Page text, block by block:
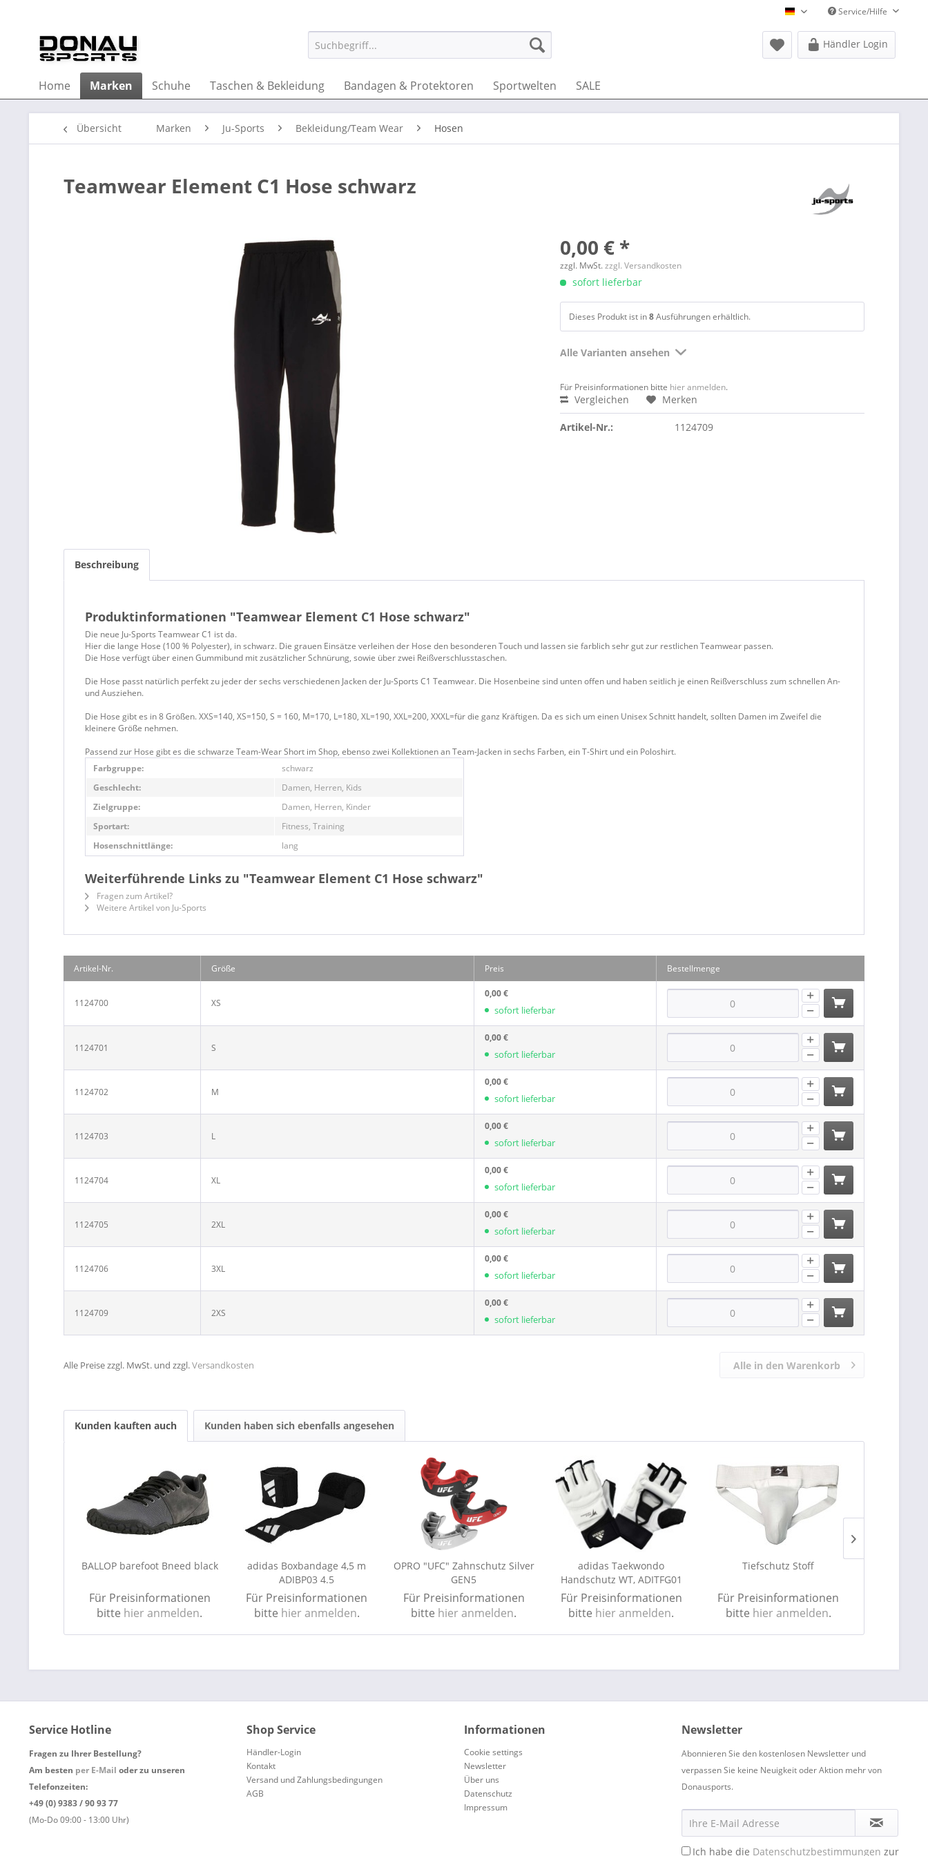
Donausports Deutsch
Service/Hilfe
Händler Login
Home Marken Schuhe Taschen & Bekleidung Bandagen & Protektoren Sportwelten SALE
Übersicht Marken Ju-Sports Bekleidung/Team Wear Hosen
Teamwear Element C1 Hose schwarz
0,00 € *
zzgl. MwSt.zzgl. Versandkosten
sofort lieferbar
Dieses Produkt ist in8Ausführungen erhältlich.
Alle Varianten ansehen
Für Preisinformationen bitte hier anmelden.
Vergleichen Merken
Artikel-Nr.: 1124709
Beschreibung
Produktinformationen "Teamwear Element C1 Hose schwarz"
Die neue Ju-Sports Teamwear C1 ist da.
Hier die lange Hose (100 % Polyester), in schwarz. Die grauen Einsätze verleihen der Hose den besonderen Touch und lassen sie farblich sehr gut zur restlichen Teamwear passen.
Die Hose verfügt über einen Gummibund mit zusätzlicher Schnürung, sowie über zwei Reißverschlusstaschen.
Die Hose passt natürlich perfekt zu jeder der sechs verschiedenen Jacken der Ju-Sports C1 Teamwear. Die Hosenbeine sind unten offen und haben seitlich je einen Reißverschluss zum schnellen An-
und Ausziehen.
Die Hose gibt es in 8 Größen. XXS=140, XS=150, S = 160, M=170, L=180, XL=190, XXL=200, XXXL=für die ganz Kräftigen. Da es sich um einen Unisex Schnitt handelt, sollten Damen im Zweifel die
kleinere Größe nehmen.
Passend zur Hose gibt es die schwarze Team-Wear Short im Shop, ebenso zwei Kollektionen an Team-Jacken in sechs Farben, ein T-Shirt und ein Poloshirt.
Farbgruppe:
schwarz
Geschlecht:
Damen, Herren, Kids
Zielgruppe:
Damen, Herren, Kinder
Sportart:
Fitness, Training
Hosenschnittlänge:
lang
Weiterführende Links zu "Teamwear Element C1 Hose schwarz"
Fragen zum Artikel?
Weitere Artikel von Ju-Sports
Artikel-Nr. Größe Preis Bestellmenge
1124700 XS
0,00 €
sofort lieferbar
1124701 S
0,00 €
sofort lieferbar
1124702 M
0,00 €
sofort lieferbar
1124703 L
0,00 €
sofort lieferbar
1124704 XL
0,00 €
sofort lieferbar
1124705 2XL
0,00 €
sofort lieferbar
1124706 3XL
0,00 €
sofort lieferbar
1124709 2XS
0,00 €
sofort lieferbar
Alle Preise zzgl. MwSt. und zzgl.Versandkosten Alle in den Warenkorb
Kunden kauften auch Kunden haben sich ebenfalls angesehen
BALLOP barefoot Bneed black
Für Preisinformationen
bitte hier anmelden.
adidas Boxbandage 4,5 m
ADIBP03 4.5
Für Preisinformationen
bitte hier anmelden.
OPRO "UFC" Zahnschutz Silver
GEN5
Für Preisinformationen
bitte hier anmelden.
adidas Taekwondo
Handschutz WT, ADITFG01
Für Preisinformationen
bitte hier anmelden.
Tiefschutz Stoff
Für Preisinformationen
bitte hier anmelden.
Service Hotline
Fragen zu Ihrer Bestellung?
Am besten per E-Mail oder zu unseren
Telefonzeiten:
+49 (0) 9383 / 90 93 77
(Mo-Do 09:00 - 13:00 Uhr)
Shop Service
Händler-Login
Kontakt
Versand und Zahlungsbedingungen
AGB
Informationen
Cookie settings
Newsletter
Über uns
Datenschutz
Impressum
Newsletter
Abonnieren Sie den kostenlosen Newsletter und
verpassen Sie keine Neuigkeit oder Aktion mehr von
Donausports.
Ich habe die Datenschutzbestimmungen zur